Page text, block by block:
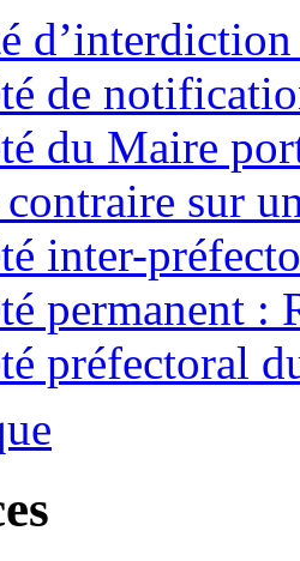
de
du Maire
contraire sur
inter-
permanent :
préfectoral